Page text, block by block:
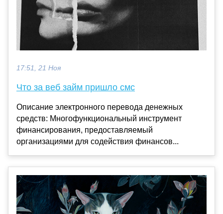
17:51, 21 Ноя
Что за веб займ пришло смс
Описание электронного перевода денежных
средств: Многофункциональный инструмент
финансирования, предоставляемый
организациями для содействия финансов...